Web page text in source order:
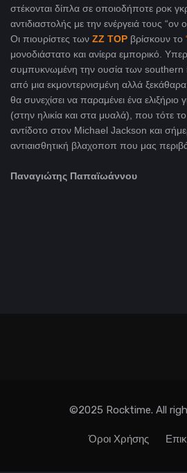
στέκονται δίπλα σε οποιοδήποτε ροκ
αντιδιαστολής με την ενέργειά τους “ον
Οι πιουρίστες των ZZ TOP βρίσκουν το
μονοδιάστατο και ανίερα εμπορικό.
συμπυκνωμένη την ουσία των
από μια εκμοντερνισμένη αλλά
θα συνεχίσει να παραμένει ένα ελιξήριο
(στην ηλικία και στα μυαλά), που τότε
αντίδοτο στον Michael Jackson και
αντιαισθητική βλαχοποπ που μας
Παναγιώτης Παπαϊωάννου
©2025 Rocktime. All
Όροι Χρήσης